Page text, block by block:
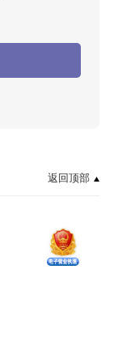
返回顶部